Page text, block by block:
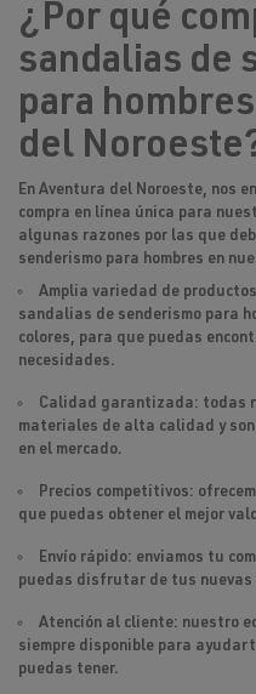
¿Por qué
sandalias de
para
del
En Aventura del Noroeste, nos
compra en línea única para
algunas razones por las que
senderismo para hombres en
Amplia variedad de
sandalias de senderismo para
colores, para que puedas
necesidades.
Calidad garantizada: todas
materiales de alta calidad y
en el mercado.
Precios competitivos:
que puedas obtener el mejor
Envío rápido: enviamos tu
puedas disfrutar de tus
Atención al cliente: nuestro
siempre disponible para
puedas tener.